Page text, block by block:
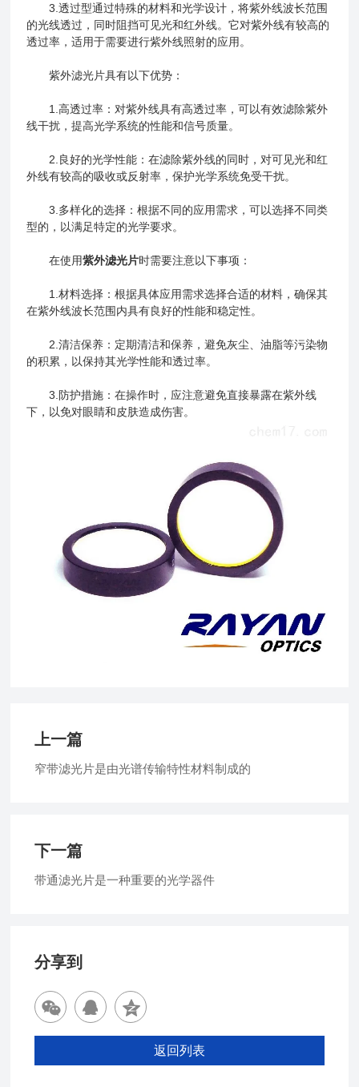
3.透过型通过特殊的材料和光学设计，将紫外线波长范围
的光线透过，同时阻挡可见光和红外线。它对紫外线有较高的
透过率，适用于需要进行紫外线照射的应用。
紫外滤光片具有以下优势：
1.高透过率：对紫外线具有高透过率，可以有效滤除紫外
线干扰，提高光学系统的性能和信号质量。
2.良好的光学性能：在滤除紫外线的同时，对可见光和红
外线有较高的吸收或反射率，保护光学系统免受干扰。
3.多样化的选择：根据不同的应用需求，可以选择不同类
型的，以满足特定的光学要求。
在使用紫外滤光片时需要注意以下事项：
1.材料选择：根据具体应用需求选择合适的材料，确保其
在紫外线波长范围内具有良好的性能和稳定性。
2.清洁保养：定期清洁和保养，避免灰尘、油脂等污染物
的积累，以保持其光学性能和透过率。
3.防护措施：在操作时，应注意避免直接暴露在紫外线
下，以免对眼睛和皮肤造成伤害。
上一篇
窄带滤光片是由光谱传输特性材料制成的
下一篇
带通滤光片是一种重要的光学器件
分享到
返回列表